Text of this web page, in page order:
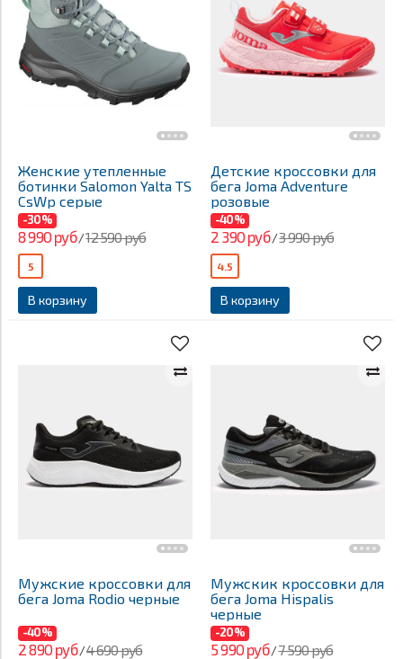
Женские утепленные
ботинки Salomon Yalta TS
CsWp серые
-30%
8 990 руб/12 590 руб
В корзину
5
Детские кроссовки для
бега Joma Adventure
розовые
-40%
2 390 руб/3 990 руб
В корзину
4.5
Мужские кроссовки для
бега Joma Rodio черные
-40%
2 890 руб/4 690 руб
Мужскик кроссовки для
бега Joma Hispalis
черные
-20%
5 990 руб/7 590 руб